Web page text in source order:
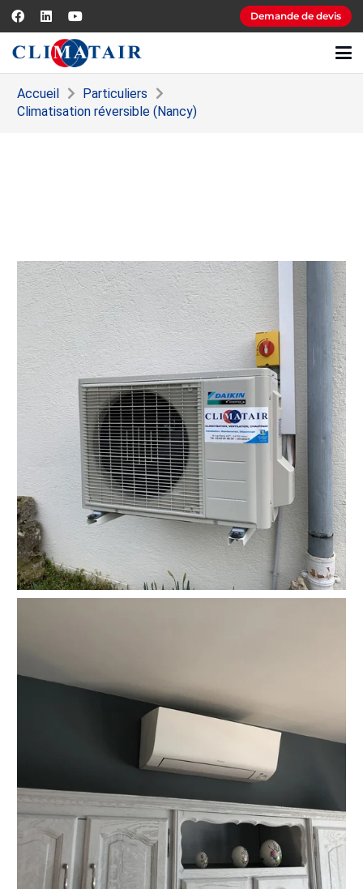
Demande de devis
Accueil
Particuliers
Climatisation réversible (Nancy)